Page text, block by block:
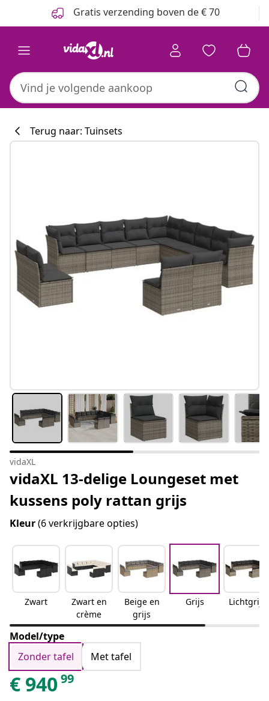
Gratis verzending boven de € 70
Terug naar: Tuinsets
vidaXL
vidaXL 13-delige Loungeset met
kussens poly rattan grijs
Kleur(6 verkrijgbare opties)
Zwart
Zwart en
crème
Beige en
grijs
Grijs Lichtgrijs
Model/type
Zonder tafel
Met tafel
€ 94099